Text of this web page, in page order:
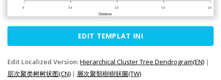
EDIT TEMPLAT INI
Edit Localized Version:Hierarchical Cluster Tree Dendrogram(EN) |
层次聚类树树状图(CN) | 層次聚類樹樹狀圖(TW)